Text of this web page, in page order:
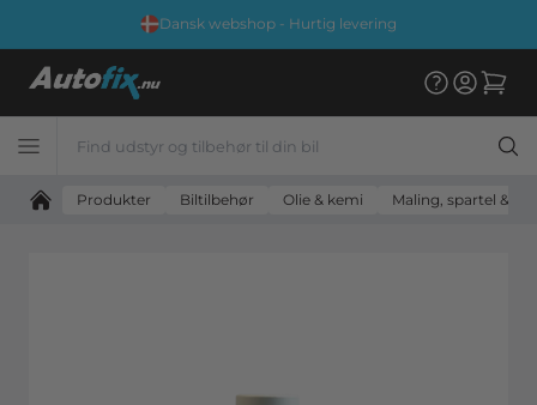
webshop - Hurtig levering
Produkter Biltilbehør Olie & kemi Maling, spartel &